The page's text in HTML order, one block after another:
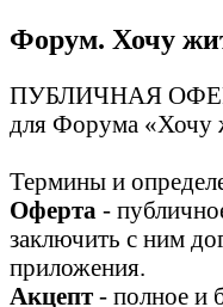
Форум. Хочу
ПУБЛИЧНАЯ
для Форума «Хочу
Термины и
Оферта -
заключить с ним
приложения.
Акцепт - полное и